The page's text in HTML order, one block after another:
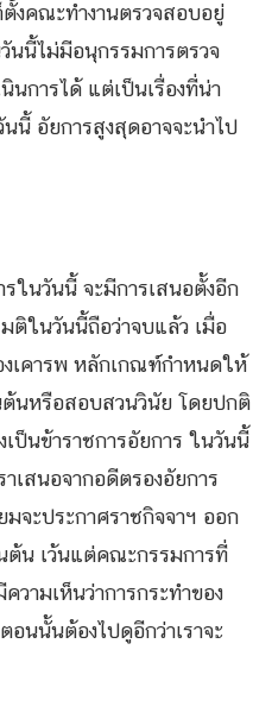
งคณะทำงานตรวจสอบอยู่
นนี้ไม่มีอนุกรรมการตรวจ
นการได้ แต่เป็นเรื่องที่น่า
นี้ อัยการสูงสุดอาจจะนำไป
ในวันนี้ จะมีการเสนอตั้งอีก
ติในวันนี้ถือว่าจบแล้ว เมื่อ
เคารพ หลักเกณฑ์กำหนดให้
นหรือสอบสวนวินัย โดยปกติ
ป็นข้าราชการอัยการ ในวันนี้
เสนอจากอดีตรองอัยการ
มจะประกาศราชกิจจาฯ ออก
ต้น เว้นแต่คณะกรรมการที่
วามเห็นว่าการกระทำของ
อนนั้นต้องไปดูอีกว่าเราจะ